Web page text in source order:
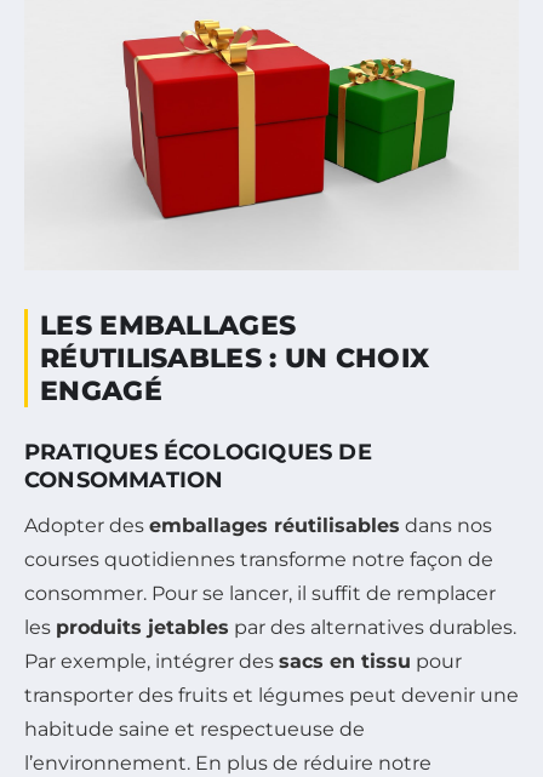
LES EMBALLAGES
RÉUTILISABLES : UN CHOIX
ENGAGÉ
PRATIQUES ÉCOLOGIQUES DE
CONSOMMATION
Adopter des emballages réutilisables dans nos
courses quotidiennes transforme notre façon de
consommer. Pour se lancer, il suffit de remplacer
les produits jetables par des alternatives durables.
Par exemple, intégrer des sacs en tissu pour
transporter des fruits et légumes peut devenir une
habitude saine et respectueuse de
l’environnement. En plus de réduire notre